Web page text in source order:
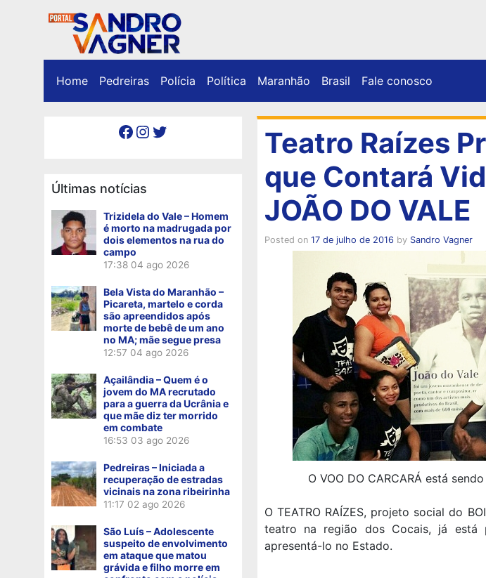
Home Pedreiras Polícia Política Maranhão Brasil Fale conosco
Facebook Instagram Twitter
Últimas notícias
Trizidela do Vale – Homem
é morto na madrugada por
dois elementos na rua do
campo
17:38 04 ago 2026
Bela Vista do Maranhão –
Picareta, martelo e corda
são apreendidos após
morte de bebê de um ano
no MA; mãe segue presa
12:57 04 ago 2026
Açailândia – Quem é o
jovem do MA recrutado
para a guerra da Ucrânia e
que mãe diz ter morrido
em combate
16:53 03 ago 2026
Pedreiras – Iniciada a
recuperação de estradas
vicinais na zona ribeirinha
11:17 02 ago 2026
São Luís – Adolescente
suspeito de envolvimento
em ataque que matou
grávida e filho morre em
Teatro Raízes
que Contará
JOÃO DO VALE
Posted on 17 de julho de 2016 by Sandro Vagner
O VOO DO CARCARÁ está
O TEATRO RAÍZES, projeto social do
teatro na região dos Cocais, já está
apresentá-lo no Estado.